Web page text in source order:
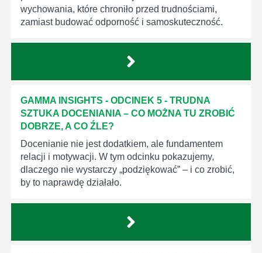
wychowania, które chroniło przed trudnościami,
zamiast budować odporność i samoskuteczność.
GAMMA INSIGHTS - ODCINEK 5 - TRUDNA
SZTUKA DOCENIANIA – CO MOŻNA TU ZROBIĆ
DOBRZE, A CO ŹLE?
Docenianie nie jest dodatkiem, ale fundamentem
relacji i motywacji. W tym odcinku pokazujemy,
dlaczego nie wystarczy „podziękować” – i co zrobić,
by to naprawdę działało.